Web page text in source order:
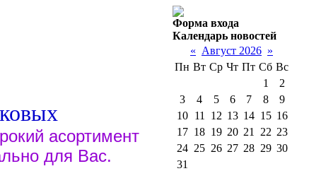
асортимент
для Вас.
Форма входа
Календарь новостей
« Август 2026 »
Пн Вт Ср Чт Пт Сб Вс
1
2
3
4 5 6 7 8
9
10
11 12 13 14 15 16
17 18 19 20 21 22 23
24 25 26 27 28 29 30
31